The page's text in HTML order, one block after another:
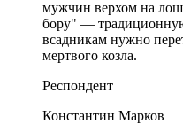
мужчин верхом на
бору" —
всадникам нужно
мертвого козла.
Респондент
Константин Марков